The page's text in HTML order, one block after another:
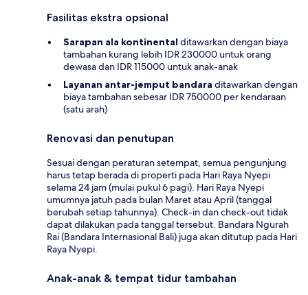
Fasilitas ekstra opsional
Sarapan ala kontinental ditawarkan dengan biaya
tambahan kurang lebih IDR 230000 untuk orang
dewasa dan IDR 115000 untuk anak-anak
Layanan antar-jemput bandara ditawarkan dengan
biaya tambahan sebesar IDR 750000 per kendaraan
(satu arah)
Renovasi dan penutupan
Sesuai dengan peraturan setempat, semua pengunjung
harus tetap berada di properti pada Hari Raya Nyepi
selama 24 jam (mulai pukul 6 pagi). Hari Raya Nyepi
umumnya jatuh pada bulan Maret atau April (tanggal
berubah setiap tahunnya). Check-in dan check-out tidak
dapat dilakukan pada tanggal tersebut. Bandara Ngurah
Rai (Bandara Internasional Bali) juga akan ditutup pada Hari
Raya Nyepi.
Anak-anak & tempat tidur tambahan